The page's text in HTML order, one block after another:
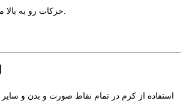
استفاده از کرم در تمام نقاط صورت و بدن و سایر